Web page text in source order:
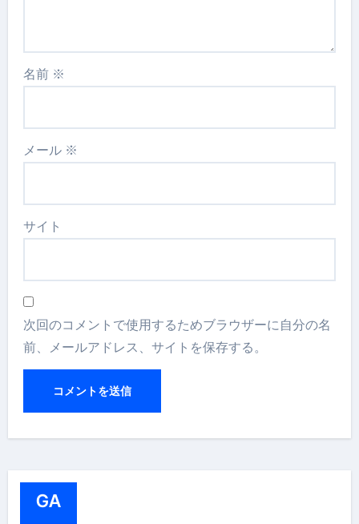
名前 ※
メール ※
サイト
次回のコメントで使用するためブラウザーに自分の名
前、メールアドレス、サイトを保存する。
GA